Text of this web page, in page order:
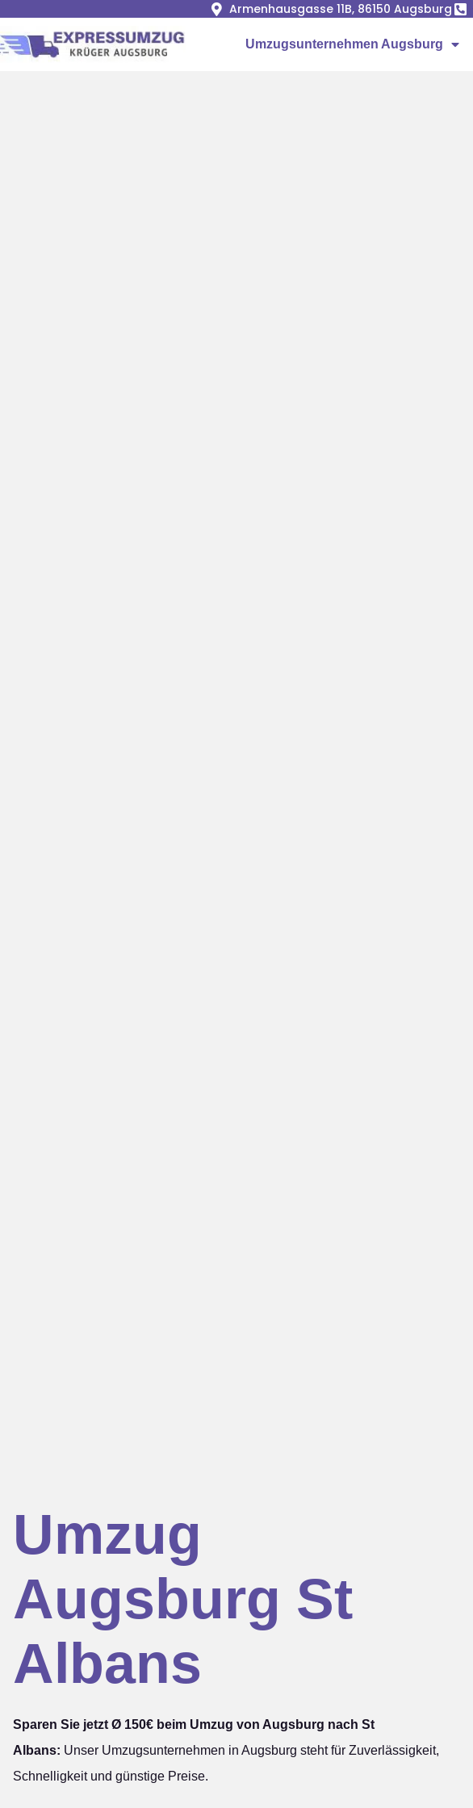
Armenhausgasse 11B, 86150 Augsburg
Umzugsunternehmen Augsburg
Umzug
Augsburg St
Albans
Sparen Sie jetzt Ø 150€ beim Umzug von Augsburg nach St
Albans: Unser Umzugsunternehmen in Augsburg steht für Zuverlässigkeit,
Schnelligkeit und günstige Preise.